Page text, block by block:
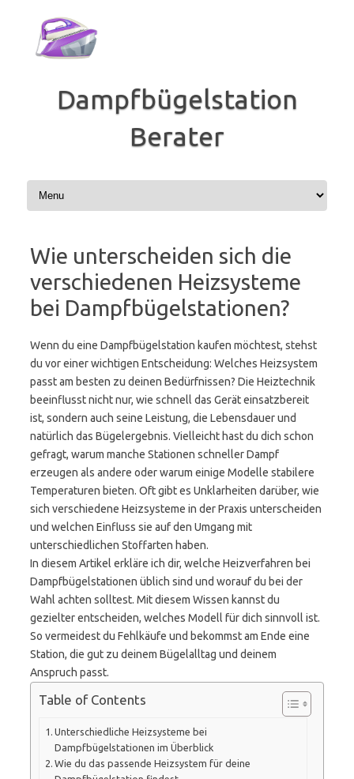
springen
Dampfbügelstation
Berater
Wie unterscheiden sich die
verschiedenen Heizsysteme
bei Dampfbügelstationen?
Wenn du eine Dampfbügelstation kaufen möchtest, stehst
du vor einer wichtigen Entscheidung: Welches Heizsystem
passt am besten zu deinen Bedürfnissen? Die Heiztechnik
beeinflusst nicht nur, wie schnell das Gerät einsatzbereit
ist, sondern auch seine Leistung, die Lebensdauer und
natürlich das Bügelergebnis. Vielleicht hast du dich schon
gefragt, warum manche Stationen schneller Dampf
erzeugen als andere oder warum einige Modelle stabilere
Temperaturen bieten. Oft gibt es Unklarheiten darüber, wie
sich verschiedene Heizsysteme in der Praxis unterscheiden
und welchen Einfluss sie auf den Umgang mit
unterschiedlichen Stoffarten haben.
In diesem Artikel erkläre ich dir, welche Heizverfahren bei
Dampfbügelstationen üblich sind und worauf du bei der
Wahl achten solltest. Mit diesem Wissen kannst du
gezielter entscheiden, welches Modell für dich sinnvoll ist.
So vermeidest du Fehlkäufe und bekommst am Ende eine
Station, die gut zu deinem Bügelalltag und deinem
Anspruch passt.
Table of Contents
Unterschiedliche Heizsysteme bei
Dampfbügelstationen im Überblick
Wie du das passende Heizsystem für deine